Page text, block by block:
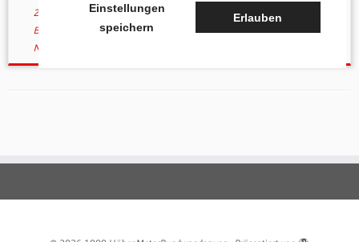
23. November 2014inandere Wanderwege
verschlagwortet
Breitenbrunn
Happurg/kucha tk(aktualisiert am29.
November 2015
Einstellungen
speichern
Erlauben